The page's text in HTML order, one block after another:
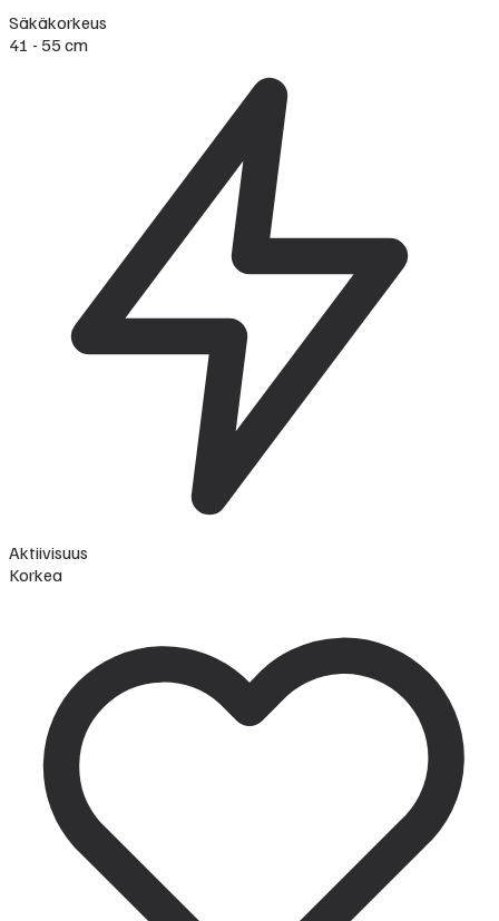
Säkäkorkeus
41 - 55 cm
Aktiivisuus
Korkea